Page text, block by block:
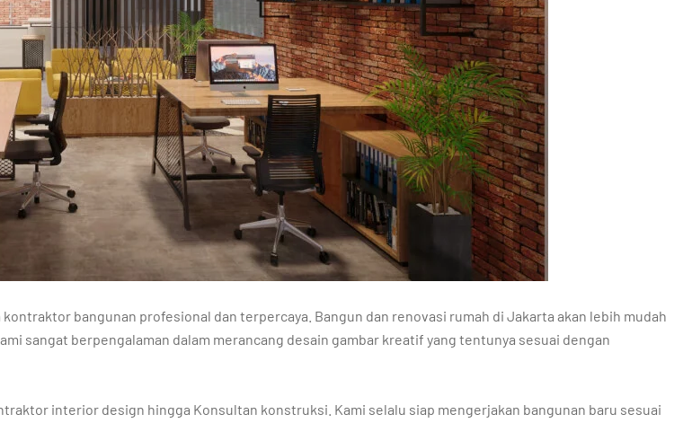
bangunan profesional dan terpercaya. Bangun dan renovasi rumah di Jakarta akan lebih mudah
sangat berpengalaman dalam merancang desain gambar kreatif yang tentunya sesuai dengan
interior design hingga Konsultan konstruksi. Kami selalu siap mengerjakan bangunan baru sesuai